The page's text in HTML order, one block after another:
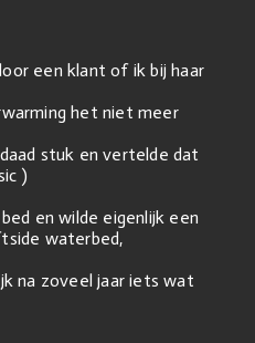
een klant of ik bij haar
het niet meer
stuk en vertelde dat
)
en wilde eigenlijk een
waterbed,
na zoveel jaar iets wat